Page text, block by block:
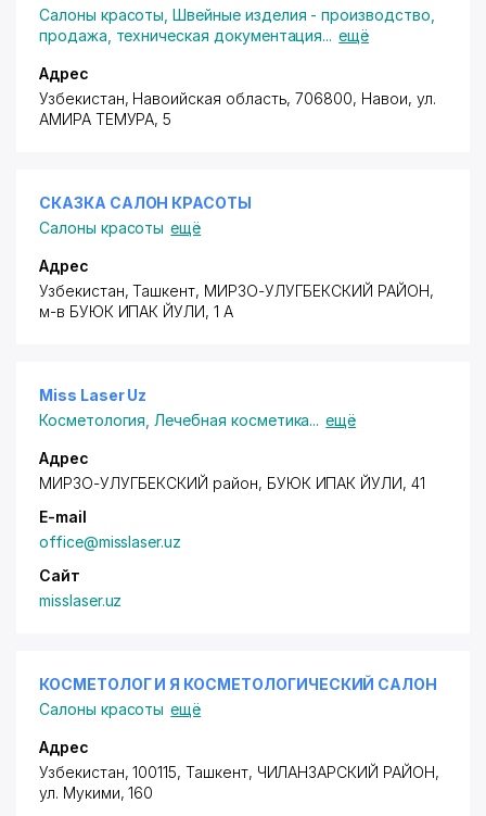
Салоны красоты ,Швейные изделия - производство,
продажа, техническая документация... ещё
Адрес
Узбекистан, Навоийская область, 706800, Навои, ул.
АМИРА ТЕМУРА, 5
СКАЗКА САЛОН КРАСОТЫ
Салоны красоты ещё
Адрес
Узбекистан, Ташкент, МИРЗО-УЛУГБЕКСКИЙ РАЙОН,
м-в БУЮК ИПАК ЙУЛИ, 1 А
Miss Laser Uz
Косметология Лечебная косметика... ещё
Адрес
МИРЗО-УЛУГБЕКСКИЙ район, БУЮК ИПАК ЙУЛИ, 41
E-mail
office@misslaser.uz
Сайт
misslaser.uz
КОСМЕТОЛОГ И Я КОСМЕТОЛОГИЧЕСКИЙ САЛОН
Салоны красоты ещё
Адрес
Узбекистан, 100115, Ташкент, ЧИЛАНЗАРСКИЙ РАЙОН,
ул. Мукими, 160